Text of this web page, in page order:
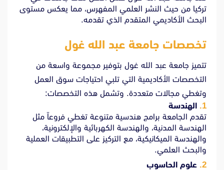
تركيا من حيث النشر العلمي المفهرس، مما يعكس مستوى
البحث الأكاديمي المتقدم الذي تقدمه.
تخصصات جامعة عبد الله غول
تتميز جامعة عبد الله غول بتوفير مجموعة واسعة من
التخصصات الأكاديمية التي تلبي احتياجات سوق العمل
وتغطي مجالات متعددة. وتشمل هذه التخصصات:
الهندسة
تقدم الجامعة برامج هندسية متنوعة تغطي فروعاً مثل
الهندسة المدنية، والهندسة الكهربائية والإلكترونية،
والهندسة الميكانيكية، مع التركيز على التطبيقات العملية
والبحث العلمي.
علوم الحاسوب